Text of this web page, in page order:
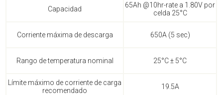
Capacidad
65Ah @10hr-rate a 1.80V por
celda 25°C
Corriente máxima de descarga 650A (5 sec)
Rango de temperatura nominal 25°C ± 5°C
Límite máximo de corriente de carga
recomendado
19.5A